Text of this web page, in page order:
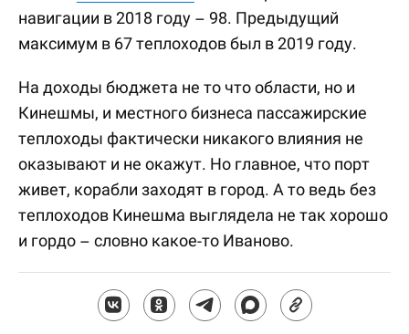
навигации в 2018 году – 98. Предыдущий
максимум в 67 теплоходов был в 2019 году.
На доходы бюджета не то что области, но и
Кинешмы, и местного бизнеса пассажирские
теплоходы фактически никакого влияния не
оказывают и не окажут. Но главное, что порт
живет, корабли заходят в город. А то ведь без
теплоходов Кинешма выглядела не так хорошо
и гордо – словно какое-то Иваново.